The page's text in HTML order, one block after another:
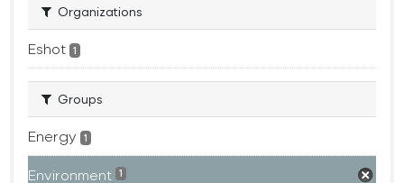
Organizations
Eshot 1
Groups
Energy 1
Environment 1